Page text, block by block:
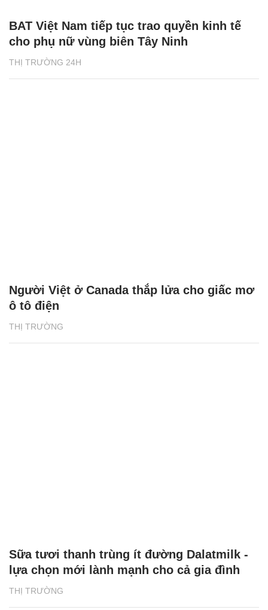
THỊ TRƯỜNG 24H
BAT Việt Nam tiếp tục trao quyền kinh tế
cho phụ nữ vùng biên Tây Ninh
THỊ TRƯỜNG
Người Việt ở Canada thắp lửa cho giấc mơ
ô tô điện
THỊ TRƯỜNG
Sữa tươi thanh trùng ít đường Dalatmilk -
lựa chọn mới lành mạnh cho cả gia đình